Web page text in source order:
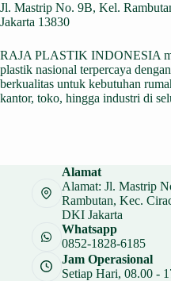
Jl. Mastrip No. 9B, Kel.
Jakarta 13830
RAJA PLASTIK INDONESIA
plastik nasional terpercaya
berkualitas untuk kebutuhan
kantor, toko, hingga industri di
Alamat
Alamat: Jl. Mastrip
Rambutan, Kec.
DKI Jakarta
Whatsapp
0852-1828-6185
Jam Operasional
Setiap Hari, 08.00 -